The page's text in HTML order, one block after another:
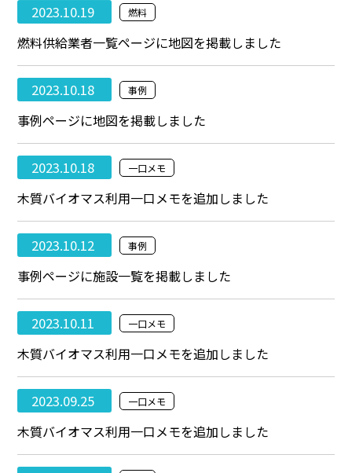
2023.10.19 燃料
燃料供給業者一覧ページに地図を掲載しました
2023.10.18 事例
事例ページに地図を掲載しました
2023.10.18 一口メモ
木質バイオマス利用一口メモを追加しました
2023.10.12 事例
事例ページに施設一覧を掲載しました
2023.10.11 一口メモ
木質バイオマス利用一口メモを追加しました
2023.09.25 一口メモ
木質バイオマス利用一口メモを追加しました